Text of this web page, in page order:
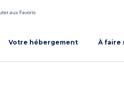
aux Favoris
Votre hébergement À faire